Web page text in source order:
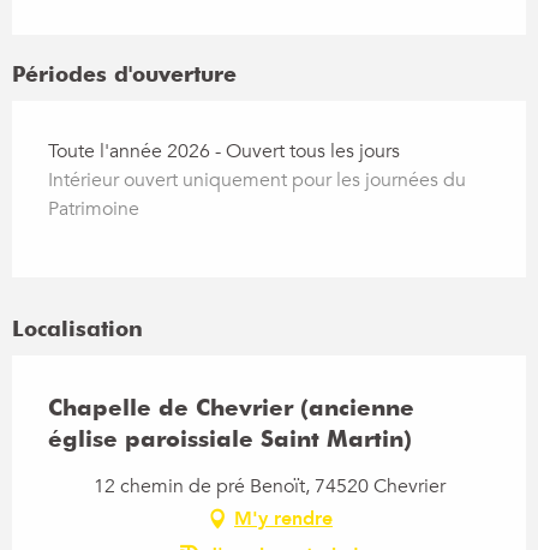
Périodes d'ouverture
Toute l'année 2026 - Ouvert tous les jours
Intérieur ouvert uniquement pour les journées du
Patrimoine
Localisation
Chapelle de Chevrier (ancienne
église paroissiale Saint Martin)
12 chemin de pré Benoït, 74520 Chevrier
M'y rendre